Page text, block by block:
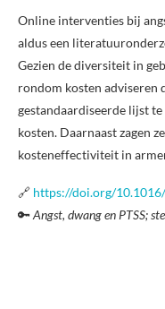
Online interventies bij
aldus een
Gezien de diversiteit in
rondom kosten adviseren
gestandaardiseerde lijst
kosten. Daarnaast zagen
kosteneffectiviteit in
🔗 https://doi.org/
🔑Angst, dwang en PTSS;